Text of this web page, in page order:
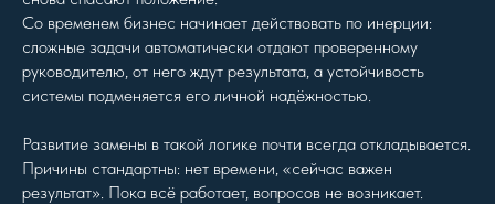
Со временем бизнес начинает действовать по инерции:
сложные задачи автоматически отдают проверенному
руководителю, от него ждут результата, а устойчивость
системы подменяется его личной надёжностью.
Развитие замены в такой логике почти всегда откладывается.
Причины стандартны: нет времени, «сейчас важен
результат». Пока всё работает, вопросов не возникает.